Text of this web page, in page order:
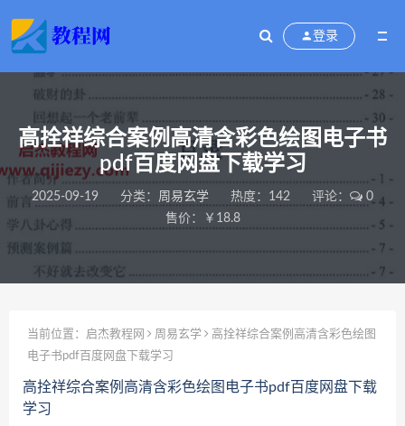
登录
高拴祥综合案例高清含彩色绘图电子书
pdf百度网盘下载学习
2025-09-19 分类： 周易玄学 热度：142 评论：
0
售价：￥18.8
当前位置： 启杰教程网 周易玄学
高拴祥综合案例高清含彩色绘图
电子书pdf百度网盘下载学习
高拴祥综合案例高清含彩色绘图电子书pdf百度网盘下载
学习